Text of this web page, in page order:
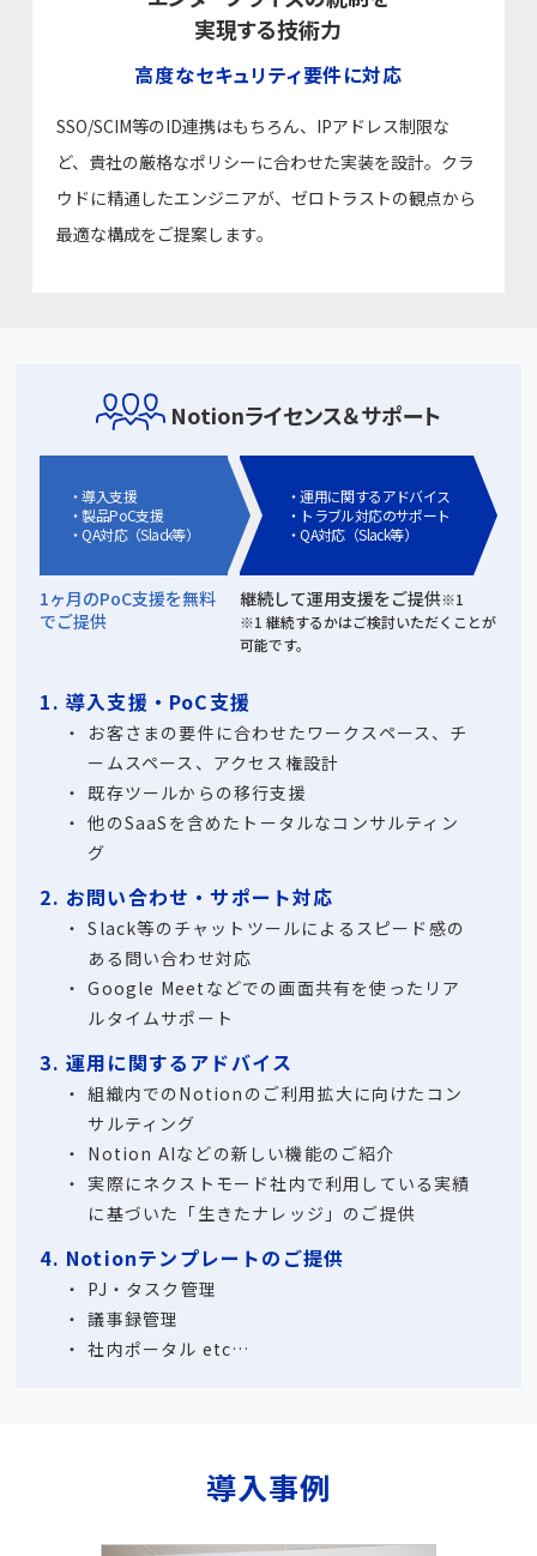
実現する技術力
高度なセキュリティ要件に対応
SSO/SCIM等のID連携はもちろん、IPアドレス制限な
ど、貴社の厳格なポリシーに合わせた実装を設計。クラ
ウドに精通したエンジニアが、ゼロトラストの観点から
最適な構成をご提案します。
Notionライセンス＆サポート
導入支援
製品PoC支援
QA対応（Slack等）
1ヶ月のPoC支援を無料
でご提供
運用に関するアドバイス
トラブル対応のサポート
QA対応（Slack等）
継続して運用支援をご提供※1
※1 継続するかはご検討いただくことが
可能です。
1. 導入支援・PoC支援
お客さまの要件に合わせたワークスペース、チ
ームスペース、アクセス権設計
既存ツールからの移行支援
他のSaaSを含めたトータルなコンサルティン
グ
2. お問い合わせ・サポート対応
Slack等のチャットツールによるスピード感の
ある問い合わせ対応
Google Meetなどでの画面共有を使ったリア
ルタイムサポート
3. 運用に関するアドバイス
組織内でのNotionのご利用拡大に向けたコン
サルティング
Notion AIなどの新しい機能のご紹介
実際にネクストモード社内で利用している実績
に基づいた「生きたナレッジ」のご提供
4. Notionテンプレートのご提供
PJ・タスク管理
議事録管理
社内ポータル etc…
導入事例